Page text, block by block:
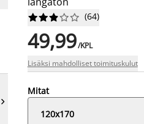






 (64)
49,99/KPL
Lisäksi mahdolliset toimituskulut
Mitat
120x170